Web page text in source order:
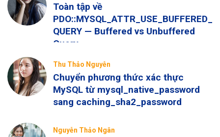
Toàn tập về
PDO::MYSQL_ATTR_USE_BUFFERED_
QUERY — Buffered vs Unbuffered
Query
Thu Thảo Nguyễn
Chuyển phương thức xác thực
MySQL từ mysql_native_password
sang caching_sha2_password
Nguyễn Thảo Ngân